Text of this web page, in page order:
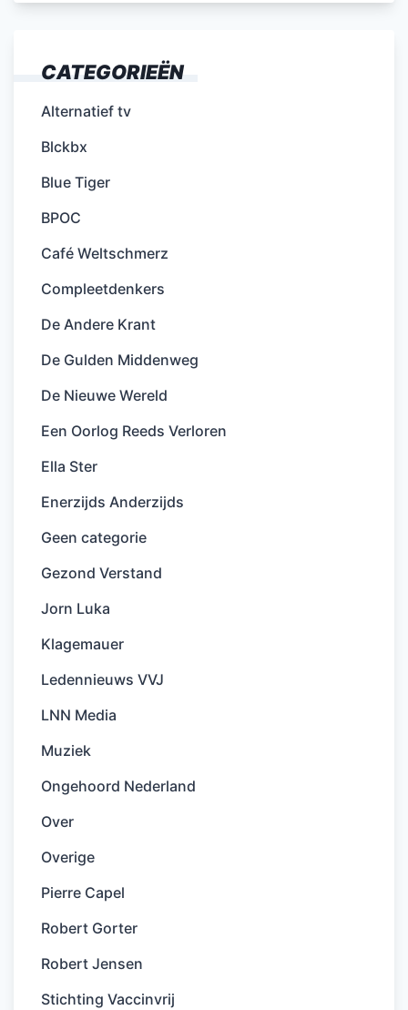
CATEGORIEËN
Alternatief tv
Blckbx
Blue Tiger
BPOC
Café Weltschmerz
Compleetdenkers
De Andere Krant
De Gulden Middenweg
De Nieuwe Wereld
Een Oorlog Reeds Verloren
Ella Ster
Enerzijds Anderzijds
Geen categorie
Gezond Verstand
Jorn Luka
Klagemauer
Ledennieuws VVJ
LNN Media
Muziek
Ongehoord Nederland
Over
Overige
Pierre Capel
Robert Gorter
Robert Jensen
Stichting Vaccinvrij